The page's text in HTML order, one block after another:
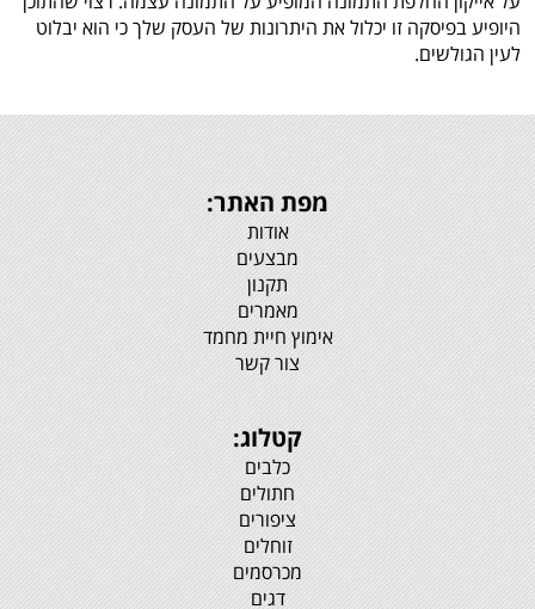
היופיע בפיסקה זו יכלול את היתרונות של העסק שלך כי הוא יבלוט
לעין הגולשים.
מפת האתר:
אודות
מבצעים
תקנון
מאמרים
אימוץ חיית מחמד
צור קשר
קטלוג:
כלבים
חתולים
ציפורים
זוחלים
מכרסמים
דגים